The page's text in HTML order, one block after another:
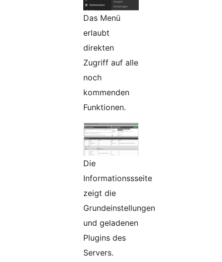
Das Menü
erlaubt
direkten
Zugriff auf alle
noch
kommenden
Funktionen.
Die
Informationssseite
zeigt die
Grundeinstellungen
und geladenen
Plugins des
Servers.